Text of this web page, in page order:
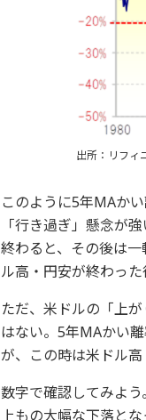
出所：リフィ
このように5年MAか
「行き過ぎ」懸念が
終わると、その後は
ル高・円安が終わっ
ただ、米ドルの「上
はない。5年MAかい
が、この時は米ドル
数字で確認してみよ
上もの大幅な下落と